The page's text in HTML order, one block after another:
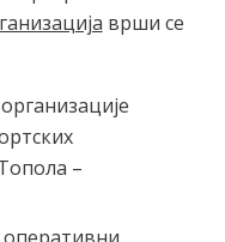
врши се
–
оперативни